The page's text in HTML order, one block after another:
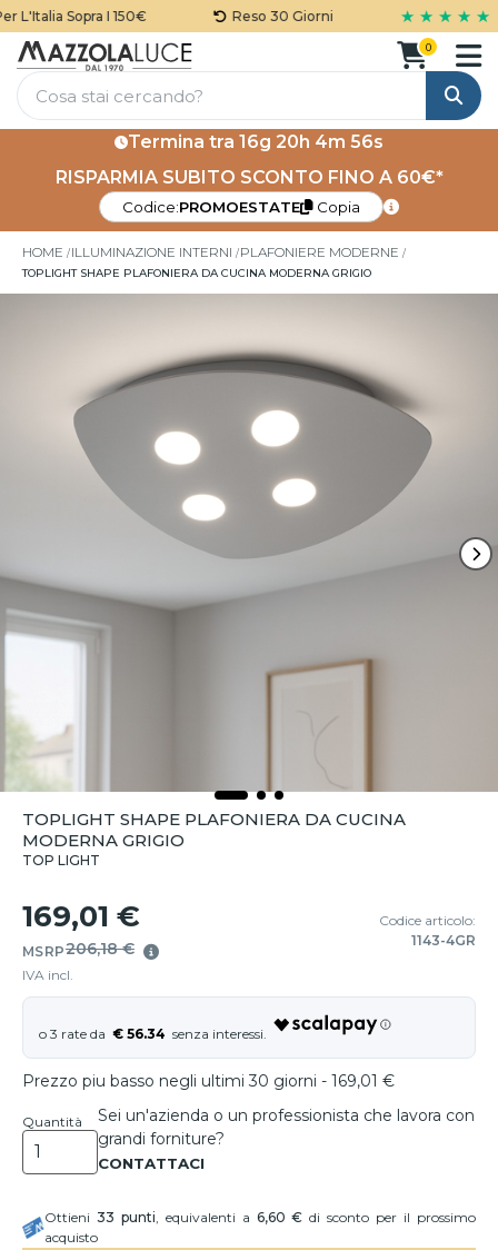
Sopra I 150€ Reso 30 Giorni ★ ★ ★ ★ ★
Cerca
0
Termina tra 16g 20h 4m 56s
RISPARMIA SUBITO SCONTO FINO A 60€*
Codice:PROMOESTATE Copia
HOME ILLUMINAZIONE INTERNI PLAFONIERE MODERNE
TOPLIGHT SHAPE PLAFONIERA DA CUCINA MODERNA GRIGIO
TOPLIGHT SHAPE PLAFONIERA DA CUCINA
MODERNA GRIGIO
TOP LIGHT
169,01 €
MSRP206,18 €
IVA incl.
Codice articolo:
1143-4GR
€ 56.34
Prezzo piu basso negli ultimi 30 giorni - 169,01 €
Quantità
Sei un'azienda o un professionista che lavora con
grandi forniture?
Ottieni 33 punti, equivalenti a 6,60 € di sconto per il prossimo
acquisto